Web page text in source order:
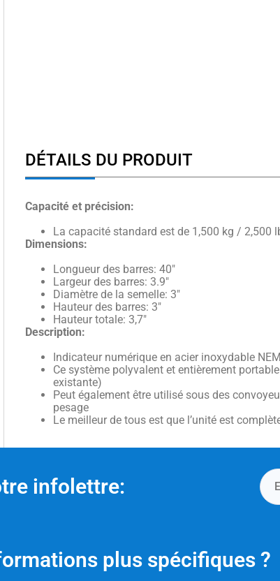
DÉTAILS DU PRODUIT
Capacité et précision:
La capacité standard est de 1,500 kg / 2,500
Dimensions:
Longueur des barres: 40″
Largeur des barres: 3.9″
Diamètre de la semelle: 3″
Hauteur des barres: 3″
Hauteur totale: 3,7″
Description:
Indicateur numérique en acier inoxydable
Ce système polyvalent et entièrement
existante)
Peut également être utilisé sous des
pesage
Le meilleur de tous est que l’unité est
infolettre:
plus spécifiques ?